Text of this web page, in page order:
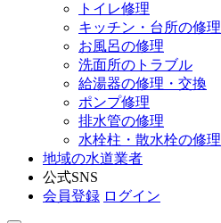
トイレ修理
キッチン・台所の修理
お風呂の修理
洗面所のトラブル
給湯器の修理・交換
ポンプ修理
排水管の修理
水栓柱・散水栓の修理
地域の水道業者
公式SNS
会員登録 ログイン